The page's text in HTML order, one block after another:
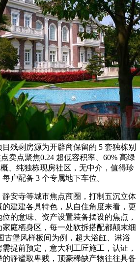
残剩房源为开辟商保留的 5 套独栋别
卖点聚焦0.24 超低容积率、60% 高绿
、纯独栋现房社区，无中介，值得珍
户配备 3 个专属地下车位。
寺等城市焦点商圈，打制五沉立体
建建各具特色，从自住角度来看，更
的意味、资产设置装备摆设的焦点，
庭栖身区，每一处软拆搭配都颠末细
古堡风样板间为例，超大浴缸、淋浴
提前预定，意大利工匠施工，认证，
静谧取卑贱，顶豪稀缺产物往往具备